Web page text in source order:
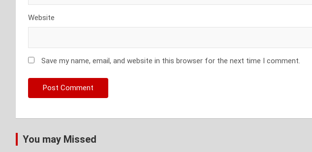
Website
Save my name, email, and website in this browser for the next time I comment.
You may Missed